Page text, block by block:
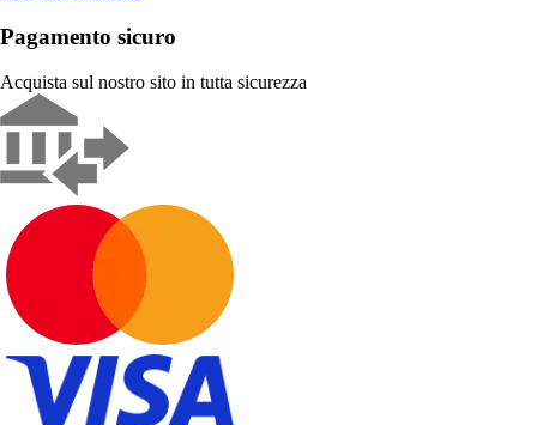
Pagamento sicuro
Acquista sul nostro sito in tutta sicurezza